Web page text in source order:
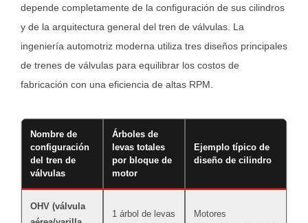
las
etapas
2
y
3
Señales
críticas
de
mantenimiento
depende completamente de la configuración de sus cilindros
y de la arquitectura general del tren de válvulas. La
ingeniería automotriz moderna utiliza tres diseños principales
de trenes de válvulas para equilibrar los costos de
fabricación con una eficiencia de altas RPM.
Nombre de
configuración
del tren de
válvulas
Árboles de
levas totales
por bloque de
motor
Ejemplo típico de
diseño de cilindro
OHV (válvula
1 árbol de levas
Motores